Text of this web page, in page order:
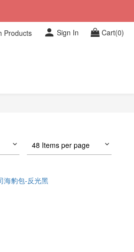
Products Sign In Cart(0)
48 Items per page